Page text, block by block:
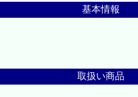
基本情報
取扱い商品